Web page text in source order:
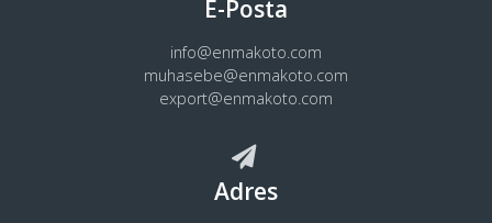
E-Posta
info@enmakoto.com
muhasebe@enmakoto.com
export@enmakoto.com
Adres